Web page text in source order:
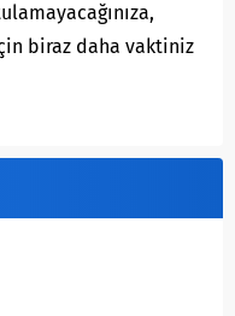
biraz daha vaktiniz